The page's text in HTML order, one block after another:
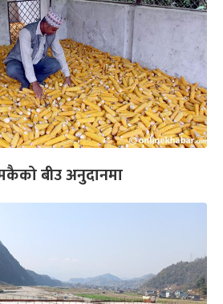
बीउ अनुदानमा